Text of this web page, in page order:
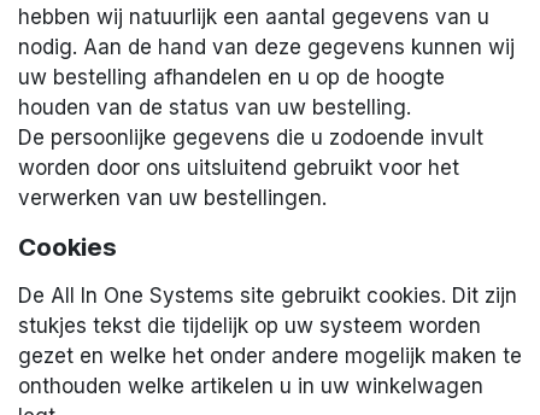
hebben wij natuurlijk een aantal gegevens van u
nodig. Aan de hand van deze gegevens kunnen wij
uw bestelling afhandelen en u op de hoogte
houden van de status van uw bestelling.
De persoonlijke gegevens die u zodoende invult
worden door ons uitsluitend gebruikt voor het
verwerken van uw bestellingen.
Cookies
De All In One Systems site gebruikt cookies. Dit zijn
stukjes tekst die tijdelijk op uw systeem worden
gezet en welke het onder andere mogelijk maken te
onthouden welke artikelen u in uw winkelwagen